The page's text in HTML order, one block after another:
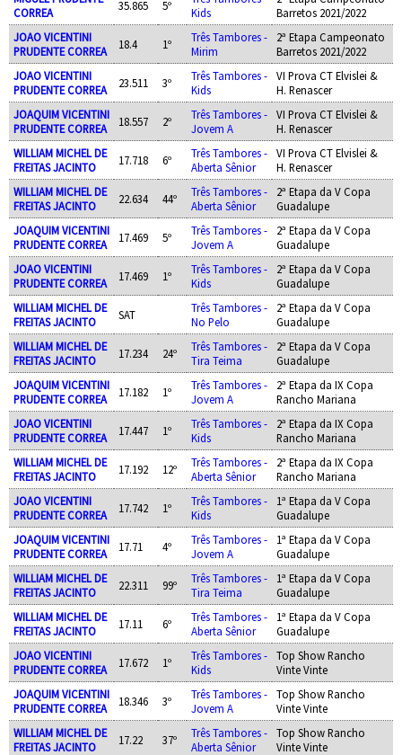
CORREA
35.865 5º
Kids
Barretos 2021/2022
JOAO VICENTINI
PRUDENTE CORREA
18.4 1º
Três Tambores -
Mirim
2ª Etapa Campeonato
Barretos 2021/2022
JOAO VICENTINI
PRUDENTE CORREA
23.511 3º
Três Tambores -
Kids
VI Prova CT Elvislei &
H. Renascer
JOAQUIM VICENTINI
PRUDENTE CORREA
18.557 2º
Três Tambores -
Jovem A
VI Prova CT Elvislei &
H. Renascer
WILLIAM MICHEL DE
FREITAS JACINTO
17.718 6º
Três Tambores -
Aberta Sênior
VI Prova CT Elvislei &
H. Renascer
WILLIAM MICHEL DE
FREITAS JACINTO
22.634 44º
Três Tambores -
Aberta Sênior
2ª Etapa da V Copa
Guadalupe
JOAQUIM VICENTINI
PRUDENTE CORREA
17.469 5º
Três Tambores -
Jovem A
2ª Etapa da V Copa
Guadalupe
JOAO VICENTINI
PRUDENTE CORREA
17.469 1º
Três Tambores -
Kids
2ª Etapa da V Copa
Guadalupe
WILLIAM MICHEL DE
FREITAS JACINTO
SAT
Três Tambores -
No Pelo
2ª Etapa da V Copa
Guadalupe
WILLIAM MICHEL DE
FREITAS JACINTO
17.234 24º
Três Tambores -
Tira Teima
2ª Etapa da V Copa
Guadalupe
JOAQUIM VICENTINI
PRUDENTE CORREA
17.182 1º
Três Tambores -
Jovem A
2ª Etapa da IX Copa
Rancho Mariana
JOAO VICENTINI
PRUDENTE CORREA
17.447 1º
Três Tambores -
Kids
2ª Etapa da IX Copa
Rancho Mariana
WILLIAM MICHEL DE
FREITAS JACINTO
17.192 12º
Três Tambores -
Aberta Sênior
2ª Etapa da IX Copa
Rancho Mariana
JOAO VICENTINI
PRUDENTE CORREA
17.742 1º
Três Tambores -
Kids
1ª Etapa da V Copa
Guadalupe
JOAQUIM VICENTINI
PRUDENTE CORREA
17.71 4º
Três Tambores -
Jovem A
1ª Etapa da V Copa
Guadalupe
WILLIAM MICHEL DE
FREITAS JACINTO
22.311 99º
Três Tambores -
Tira Teima
1ª Etapa da V Copa
Guadalupe
WILLIAM MICHEL DE
FREITAS JACINTO
17.11 6º
Três Tambores -
Aberta Sênior
1ª Etapa da V Copa
Guadalupe
JOAO VICENTINI
PRUDENTE CORREA
17.672 1º
Três Tambores -
Kids
Top Show Rancho
Vinte Vinte
JOAQUIM VICENTINI
PRUDENTE CORREA
18.346 3º
Três Tambores -
Jovem A
Top Show Rancho
Vinte Vinte
WILLIAM MICHEL DE
FREITAS JACINTO
17.22 37º
Três Tambores -
Aberta Sênior
Top Show Rancho
Vinte Vinte